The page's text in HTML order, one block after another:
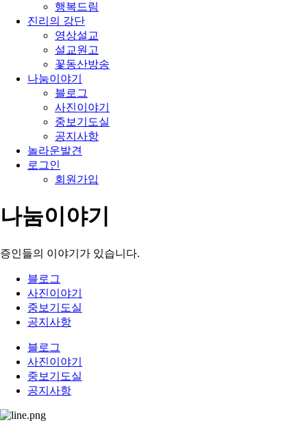
행복드림
진리의 강단
영상설교
설교원고
꽃동산방송
나눔이야기
블로그
사진이야기
중보기도실
공지사항
놀라운발견
로그인
회원가입
나눔이야기
증인들의 이야기가 있습니다.
블로그
사진이야기
중보기도실
공지사항
블로그
사진이야기
중보기도실
공지사항